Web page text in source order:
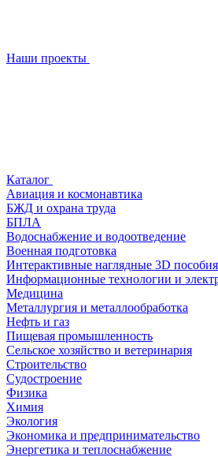
Наши проекты
Каталог
Авиация и космонавтика
БЖД и охрана труда
БПЛА
Водоснабжение и водоотведение
Военная подготовка
Интерактивные наглядные 3D пособия
Информационные технологии и
Медицина
Металлургия и металлообработка
Нефть и газ
Пищевая промышленность
Сельское хозяйство и ветеринария
Строительство
Судостроение
Физика
Химия
Экология
Экономика и предпринимательство
Энергетика и теплоснабжение